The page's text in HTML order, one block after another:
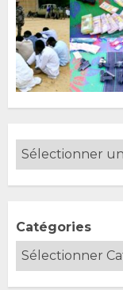
Catégories